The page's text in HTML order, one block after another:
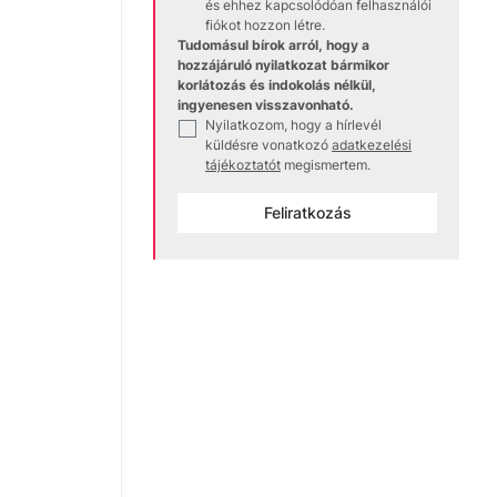
és ehhez kapcsolódóan felhasználói
fiókot hozzon létre.
Tudomásul bírok arról, hogy a
hozzájáruló nyilatkozat bármikor
korlátozás és indokolás nélkül,
ingyenesen visszavonható.
Nyilatkozom, hogy a hírlevél
küldésre vonatkozó adatkezelési
tájékoztatót megismertem.
Feliratkozás